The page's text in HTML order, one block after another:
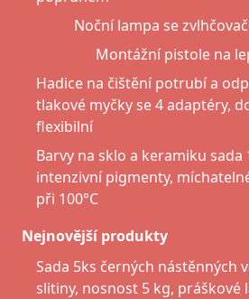
Noční lampa se
Montážní pistole na
Hadice na čištění potrubí a
tlakové myčky se 4 adaptéry,
flexibilní
Barvy na sklo a keramiku sada
intenzivní pigmenty,
při 100°C
Nejnovější produkty
Sada 5ks černých nástěnných
slitiny, nosnost 5 kg, práškové